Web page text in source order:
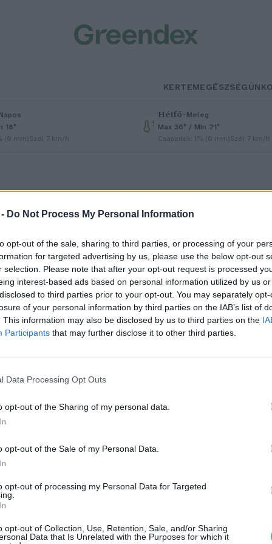
Do Not Process My Personal Information
opt-out of the sale, sharing to third parties, or processing of your
for targeted advertising by us, please use the below opt-out
selection. Please note that after your opt-out request is processed
interest-based ads based on personal information utilized by us
to third parties prior to your opt-out. You may separately
of your personal information by third parties on the IAB’s list of
This information may also be disclosed by us to third parties on the
Participants that may further disclose it to other third parties.
Data Processing Opt Outs
opt-out of the Sharing of my personal data.
opt-out of the Sale of my Personal Data.
opt-out of processing my Personal Data for Targeted
opt-out of Collection, Use, Retention, Sale, and/or Sharing
Data that Is Unrelated with the Purposes for which it
KERTEMEGÉSZSÉGÜNK
Napos
18°
(0 mm)Szél: 7 km/h
Hétfő–Meleg
Max 36° / Min 21°
Csapadék: 1% (0 mm)Szél: 7 km/h
Balaton lett Európa legjobb
desztinációja
Szemle
melyik a legszebb hazai
Szemle